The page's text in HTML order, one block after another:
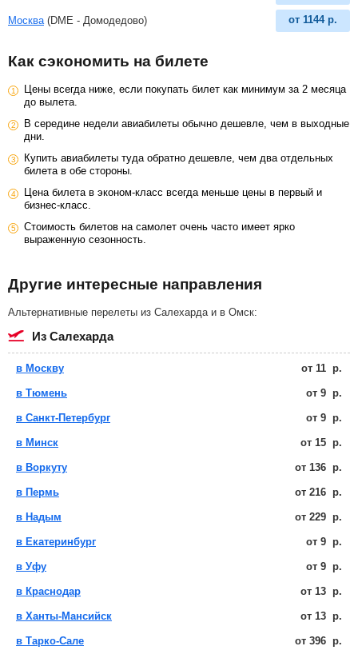
Москва (DME - Домодедово) от 1144 р.
Как сэкономить на билете
Цены всегда ниже, если покупать билет как минимум за 2 месяца
до вылета.
В середине недели авиабилеты обычно дешевле, чем в выходные
дни.
Купить авиабилеты туда обратно дешевле, чем два отдельных
билета в обе стороны.
Цена билета в эконом-класс всегда меньше цены в первый и
бизнес-класс.
Стоимость билетов на самолет очень часто имеет ярко
выраженную сезонность.
Другие интересные направления
Альтернативные перелеты из Салехарда и в Омск:
из Салехарда
в Москву от 11 р.
в Тюмень от 9 р.
в Санкт-Петербург от 9 р.
в Минск от 15 р.
в Воркуту от 136 р.
в Пермь от 216 р.
в Надым от 229 р.
в Екатеринбург от 9 р.
в Уфу от 9 р.
в Краснодар от 13 р.
в Ханты-Мансийск от 13 р.
в Тарко-Сале от 396 р.